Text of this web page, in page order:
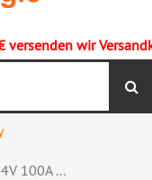
wir
100A ...